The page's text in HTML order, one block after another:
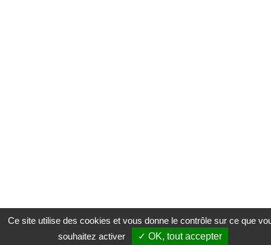
Ce site utilise des cookies et vous donne le contrôle sur ce que
souhaitez activer
OK, tout accepter